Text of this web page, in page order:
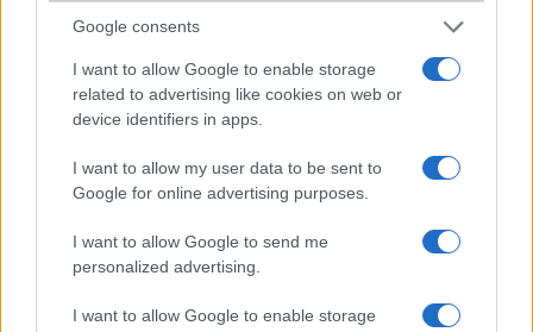
Google consents
I want to allow Google to enable storage
related to advertising like cookies on web or
device identifiers in apps.
I want to allow my user data to be sent to
Google for online advertising purposes.
I want to allow Google to send me
personalized advertising.
I want to allow Google to enable storage
Miért van a kép tükrözve? :)
MADcat
Az olyan sasszemû felhasználók miatt amilyen te vagy! :)Egyébként